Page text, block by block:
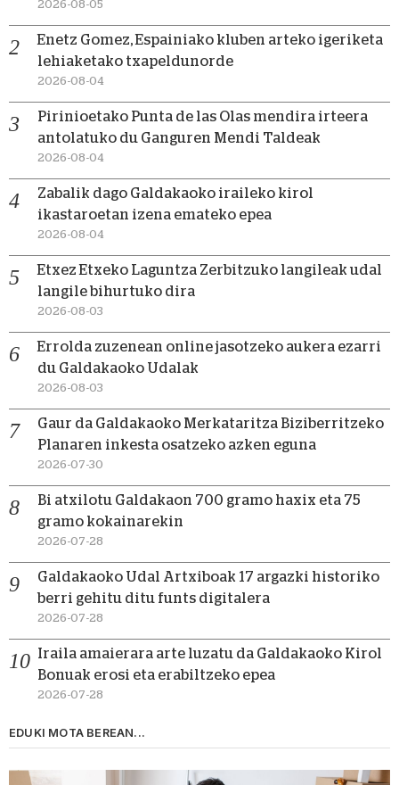
2026-08-05
Enetz Gomez, Espainiako kluben arteko igeriketa
lehiaketako txapeldunorde
2026-08-04
Pirinioetako Punta de las Olas mendira irteera
antolatuko du Ganguren Mendi Taldeak
2026-08-04
Zabalik dago Galdakaoko iraileko kirol
ikastaroetan izena emateko epea
2026-08-04
Etxez Etxeko Laguntza Zerbitzuko langileak udal
langile bihurtuko dira
2026-08-03
Errolda zuzenean online jasotzeko aukera ezarri
du Galdakaoko Udalak
2026-08-03
Gaur da Galdakaoko Merkataritza Biziberritzeko
Planaren inkesta osatzeko azken eguna
2026-07-30
Bi atxilotu Galdakaon 700 gramo haxix eta 75
gramo kokainarekin
2026-07-28
Galdakaoko Udal Artxiboak 17 argazki historiko
berri gehitu ditu funts digitalera
2026-07-28
Iraila amaierara arte luzatu da Galdakaoko Kirol
Bonuak erosi eta erabiltzeko epea
2026-07-28
EDUKI MOTA BEREAN...